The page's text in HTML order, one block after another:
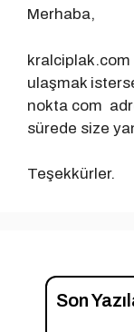
Merhaba,
ulaşmak
nokta com
sürede size
Teşekkürler.
Son